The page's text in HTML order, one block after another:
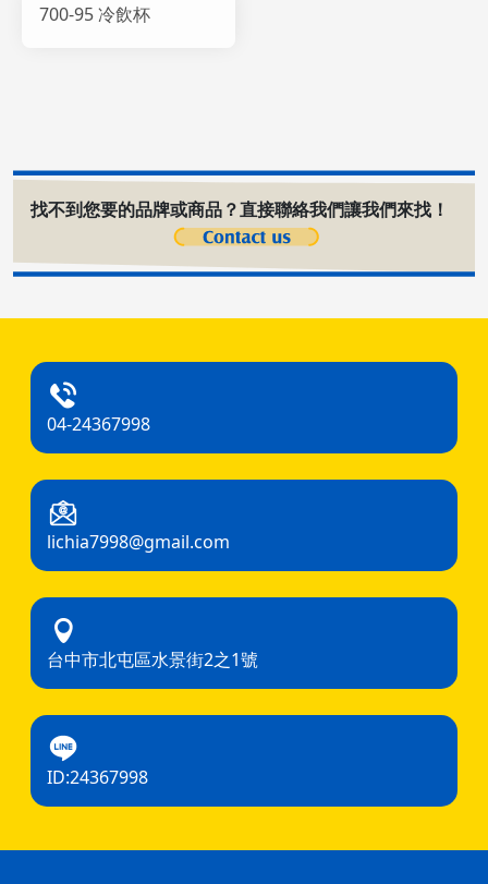
700-95 冷飲杯
找不到您要的品牌或商品？直接聯絡我們讓我們來找！
04-24367998
lichia7998@gmail.com
台中市北屯區水景街2之1號
ID:24367998